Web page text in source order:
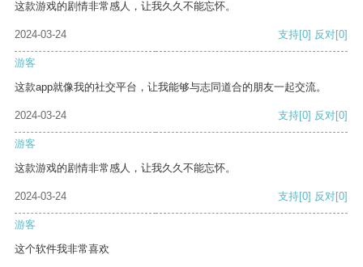
这款游戏的剧情非常感人，让我久久不能忘怀。
2024-03-24 支持[0] 反对[0]
游客
这款app就像我的社交平台，让我能够与志同道合的朋友一起交流。
2024-03-24 支持[0] 反对[0]
游客
这款游戏的剧情非常感人，让我久久不能忘怀。
2024-03-24 支持[0] 反对[0]
游客
这个软件我非常喜欢